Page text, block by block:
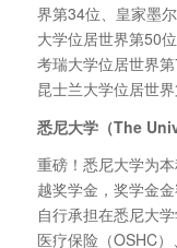
界第34位、皇家墨
大学位居世界第50
考瑞大学位居世界
昆士兰大学位居世界
悉尼大学（The
重磅！悉尼大学为
越奖学金，奖学金
自行承担在悉尼大
医疗保险（OSHC